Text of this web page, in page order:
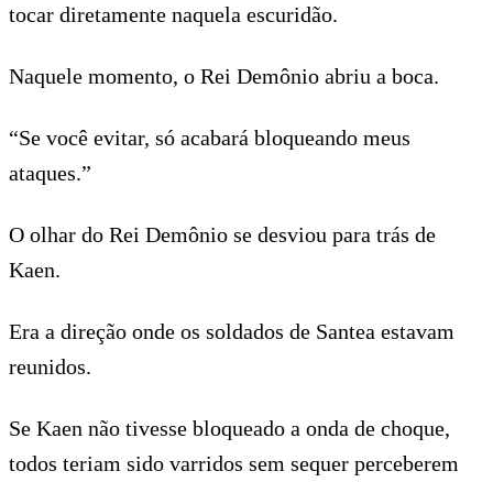
tocar diretamente naquela escuridão.
Naquele momento, o Rei Demônio abriu a boca.
“Se você evitar, só acabará bloqueando meus
ataques.”
O olhar do Rei Demônio se desviou para trás de
Kaen.
Era a direção onde os soldados de Santea estavam
reunidos.
Se Kaen não tivesse bloqueado a onda de choque,
todos teriam sido varridos sem sequer perceberem